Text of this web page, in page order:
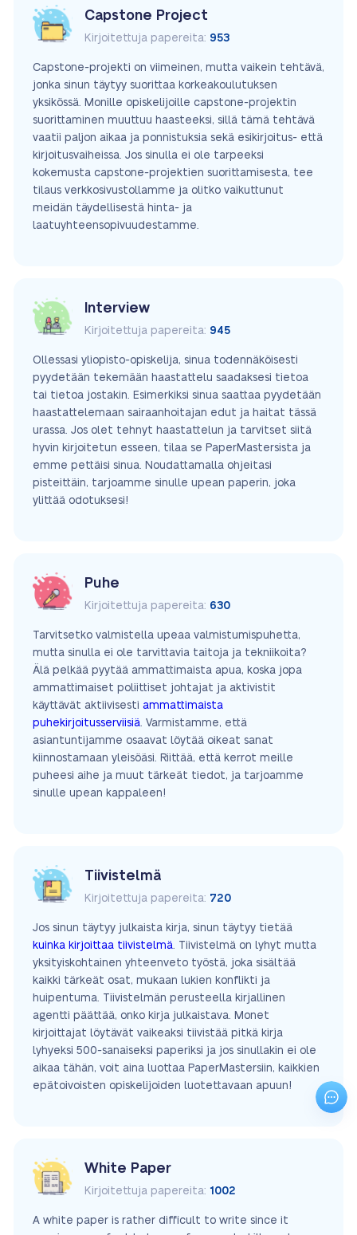
Capstone Project
Kirjoitettuja papereita: 953
Capstone-projekti on viimeinen, mutta vaikein tehtävä,
jonka sinun täytyy suorittaa korkeakoulutuksen
yksikössä. Monille opiskelijoille capstone-projektin
suorittaminen muuttuu haasteeksi, sillä tämä tehtävä
vaatii paljon aikaa ja ponnistuksia sekä esikirjoitus- että
kirjoitusvaiheissa. Jos sinulla ei ole tarpeeksi
kokemusta capstone-projektien suorittamisesta, tee
tilaus verkkosivustollamme ja olitko vaikuttunut
meidän täydellisestä hinta- ja
laatuyhteensopivuudestamme.
Interview
Kirjoitettuja papereita: 945
Ollessasi yliopisto-opiskelija, sinua todennäköisesti
pyydetään tekemään haastattelu saadaksesi tietoa
tai tietoa jostakin. Esimerkiksi sinua saattaa pyydetään
haastattelemaan sairaanhoitajan edut ja haitat tässä
urassa. Jos olet tehnyt haastattelun ja tarvitset siitä
hyvin kirjoitetun esseen, tilaa se PaperMastersista ja
emme pettäisi sinua. Noudattamalla ohjeitasi
pisteittäin, tarjoamme sinulle upean paperin, joka
ylittää odotuksesi!
Puhe
Kirjoitettuja papereita: 630
Tarvitsetko valmistella upeaa valmistumispuhetta,
mutta sinulla ei ole tarvittavia taitoja ja tekniikoita?
Älä pelkää pyytää ammattimaista apua, koska jopa
ammattimaiset poliittiset johtajat ja aktivistit
käyttävät aktiivisesti ammattimaista
puhekirjoitusserviisiä. Varmistamme, että
asiantuntijamme osaavat löytää oikeat sanat
kiinnostamaan yleisöäsi. Riittää, että kerrot meille
puheesi aihe ja muut tärkeät tiedot, ja tarjoamme
sinulle upean kappaleen!
Tiivistelmä
Kirjoitettuja papereita: 720
Jos sinun täytyy julkaista kirja, sinun täytyy tietää
kuinka kirjoittaa tiivistelmä. Tiivistelmä on lyhyt mutta
yksityiskohtainen yhteenveto työstä, joka sisältää
kaikki tärkeät osat, mukaan lukien konflikti ja
huipentuma. Tiivistelmän perusteella kirjallinen
agentti päättää, onko kirja julkaistava. Monet
kirjoittajat löytävät vaikeaksi tiivistää pitkä kirja
lyhyeksi 500-sanaiseksi paperiksi ja jos sinullakin ei ole
aikaa tähän, voit aina luottaa PaperMastersiin, kaikkien
epätoivoisten opiskelijoiden luotettavaan apuun!
White Paper
Kirjoitettuja papereita: 1002
A white paper is rather difficult to write since it